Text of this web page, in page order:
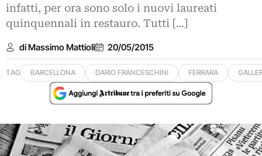
infatti, per ora sono solo i nuovi laureati
quinquennali in restauro. Tutti […]
di Massimo Mattioli 20/05/2015
TAG BARCELLONA DARIO FRANCESCHINI FERRARA